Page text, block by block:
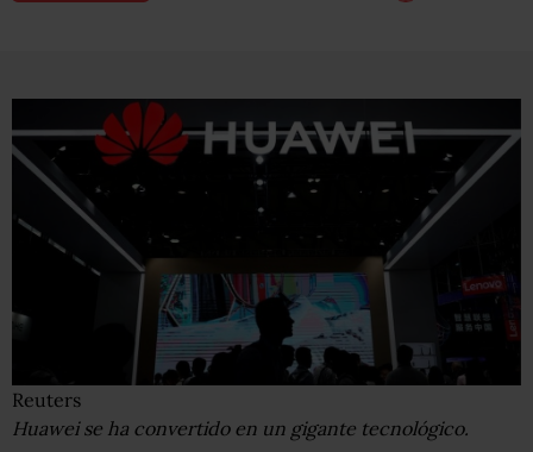
Reuters
Huawei se ha convertido en un gigante tecnológico.